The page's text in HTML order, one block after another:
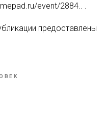
event/2884.. .
предоставлены